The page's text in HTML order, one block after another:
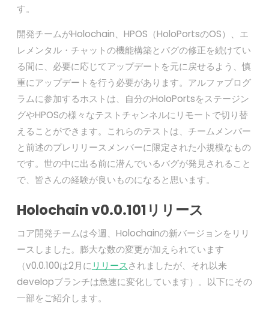
す。
開発チームがHolochain、HPOS（HoloPortsのOS）、エ
レメンタル・チャットの機能構築とバグの修正を続けてい
る間に、必要に応じてアップデートを元に戻せるよう、慎
重にアップデートを行う必要があります。アルファプログ
ラムに参加するホストは、自分のHoloPortsをステージン
グやHPOSの様々なテストチャンネルにリモートで切り替
えることができます。これらのテストは、チームメンバー
と前述のプレリリースメンバーに限定された小規模なもの
です。世の中に出る前に潜んでいるバグが発見されること
で、皆さんの経験が良いものになると思います。
Holochain v0.0.101リリース
コア開発チームは今週、Holochainの新バージョンをリリ
ースしました。膨大な数の変更が加えられています
（v0.0.100は2月にリリースされましたが、それ以来
developブランチは急速に変化しています）。以下にその
一部をご紹介します。